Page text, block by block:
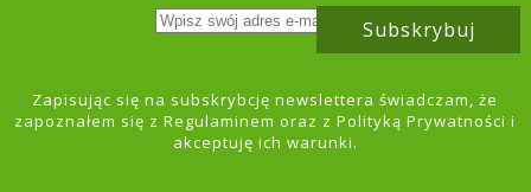
Subskrybuj
Zapisując się na subskrybcję newslettera świadczam, że
zapoznałem się zRegulaminem oraz zPolityką Prywatności i
akceptuję ich warunki.